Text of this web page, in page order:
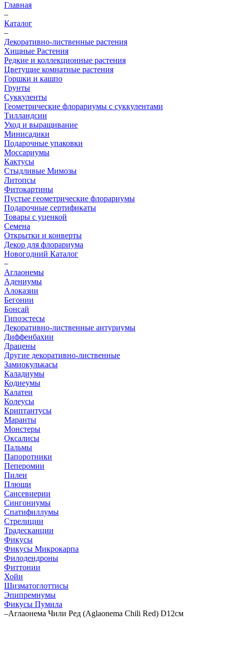
Главная
–
Каталог
–
Декоративно-лиственные растения
Хищные Растения
Редкие и коллекционные растения
Цветущие комнатные растения
Горшки и кашпо
Грунты
Суккуленты
Геометрические флорариумы с суккулентами
Тилландсии
Уход и выращивание
Минисадики
Подарочные упаковки
Моссариумы
Кактусы
Стыдливые Мимозы
Литопсы
Фитокартины
Пустые геометрические флорариумы
Подарочные сертификаты
Товары с уценкой
Семена
Открытки и конверты
Декор для флорариума
Новогодний Каталог
–
Аглаонемы
Адениумы
Алоказии
Бегонии
Бонсай
Гипоэстесы
Декоративно-лиственные антуриумы
Диффенбахии
Драцены
Другие декоративно-лиственные
Замиокулькасы
Каладиумы
Кодиеумы
Калатеи
Колеусы
Криптантусы
Маранты
Монстеры
Оксалисы
Пальмы
Папоротники
Пеперомии
Пилеи
Плющи
Сансевиерии
Сингониумы
Спатифиллумы
Стрелиции
Традесканции
Фикусы
Фикусы Микрокарпа
Филодендроны
Фиттонии
Хойи
Шизматоглоттисы
Эпипремнумы
Фикусы Пумила
–Аглаонема Чили Ред (Aglaonema Chili Red) D12см